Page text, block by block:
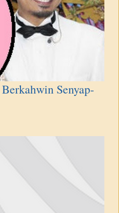
Senyap-